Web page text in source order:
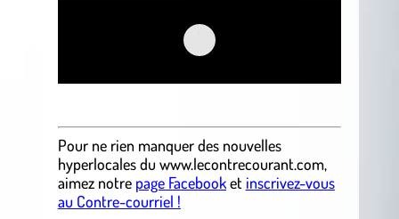
Pour ne rien manquer des nouvelles
hyperlocalesdu www.lecontrecourant.com,
aimez notre page Facebooket inscrivez-vous
au Contre-courriel !